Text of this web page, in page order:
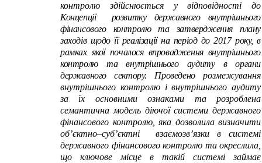
контролю здійснюється у відповідності до
Концепції розвитку державного внутрішнього
фінансового контролю та затвердження плану
заходів щодо її реалізації на період до 2017 року, в
рамках якої почалося впровадження внутрішнього
контролю та внутрішнього аудиту в органи
державного сектору. Проведено розмежування
внутрішнього контролю і внутрішнього аудиту
за їх основними ознаками та розроблена
семантична модель діючої системи державного
фінансового контролю, яка дозволила визначити
об’єктно–суб’єктні взаємозв’язки в системі
державного фінансового контролю та окреслила,
що ключове місце в такій системі займає